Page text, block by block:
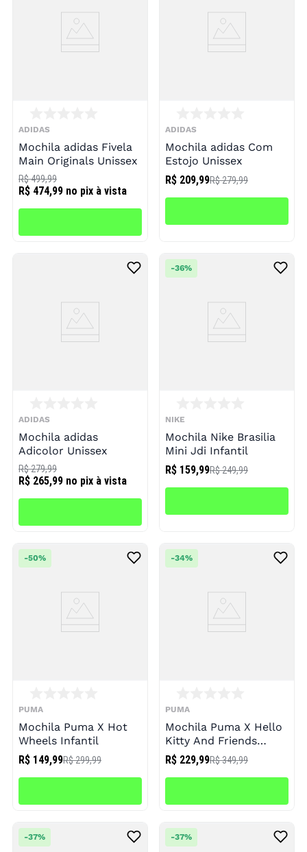
ADIDAS
Mochila adidas Fivela
Main Originals Unissex
R$ 474,99 no pix à vista
R$ 499,99
ADIDAS
Mochila adidas Com
Estojo Unissex
R$ 209,99R$ 279,99
ADIDAS
Mochila adidas
Adicolor Unissex
R$ 265,99 no pix à vista
R$ 279,99
NIKE
Mochila Nike Brasilia
Mini Jdi Infantil
R$ 159,99R$ 249,99
-36%
PUMA
Mochila Puma X Hot
Wheels Infantil
R$ 149,99R$ 299,99
-50%
PUMA
Mochila Puma X Hello
Kitty And Friends
Infantil
R$ 229,99R$ 349,99
-34%
-37% -37%